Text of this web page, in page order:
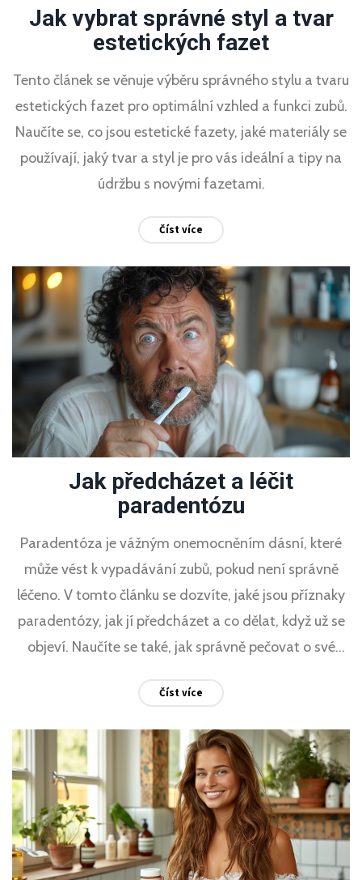
Jak vybrat správné styl a tvar
estetických fazet
Tento článek se věnuje výběru správného stylu a tvaru
estetických fazet pro optimální vzhled a funkci zubů.
Naučíte se, co jsou estetické fazety, jaké materiály se
používají, jaký tvar a styl je pro vás ideální a tipy na
údržbu s novými fazetami.
Číst více
Jak předcházet a léčit
paradentózu
Paradentóza je vážným onemocněním dásní, které
může vést k vypadávání zubů, pokud není správně
léčeno. V tomto článku se dozvíte, jaké jsou příznaky
paradentózy, jak jí předcházet a co dělat, když už se
objeví. Naučíte se také, jak správně pečovat o své
Číst více